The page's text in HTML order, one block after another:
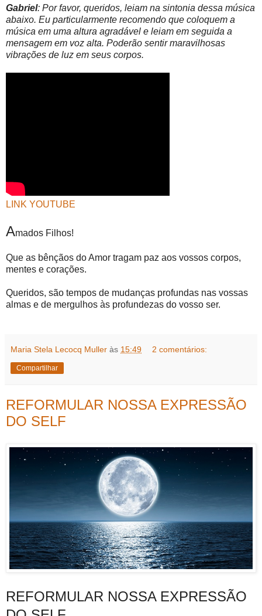
Gabriel: Por favor, queridos, leiam na sintonia dessa música
abaixo. Eu particularmente recomendo que coloquem a
música em uma altura agradável e leiam em seguida a
mensagem em voz alta. Poderão sentir maravilhosas
vibrações de luz em seus corpos.
LINK YOUTUBE
Amados Filhos!
Que as bênçãos do Amor tragam paz aos vossos corpos,
mentes e corações.
Queridos, são tempos de mudanças profundas nas vossas
almas e de mergulhos às profundezas do vosso ser.
Maria Stela Lecocq Muller às 15:49 2 comentários:
Compartilhar
REFORMULAR NOSSA EXPRESSÃO
DO SELF
REFORMULAR NOSSA EXPRESSÃO